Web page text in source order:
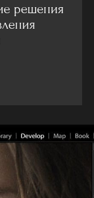
решения